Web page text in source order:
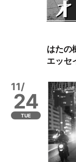
はたの
エッセ
11/
24
TUE